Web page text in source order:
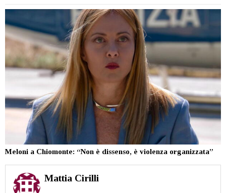
Meloni a Chiomonte: “Non è dissenso, è violenza organizzata”
Mattia Cirilli